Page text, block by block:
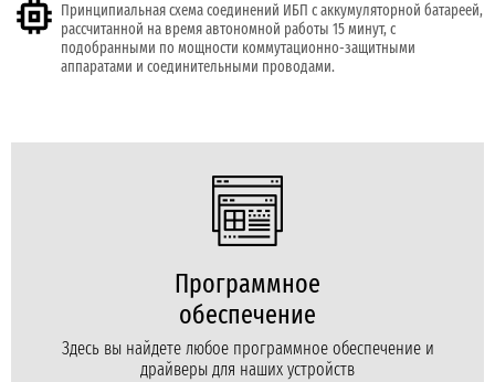
Принципиальная схема соединений ИБП с аккумуляторной батареей,
рассчитанной на время автономной работы 15 минут, с
подобранными по мощности коммутационно-защитными
аппаратами и соединительными проводами.
Программное
обеспечение
Здесь вы найдете любое программное обеспечение и
драйверы для наших устройств